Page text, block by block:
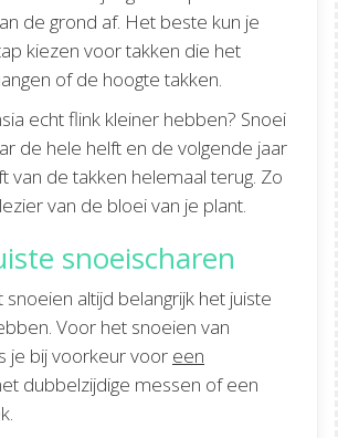
de grond af. Het beste kun je
kiezen voor takken die het
of de hoogte takken.
echt flink kleiner hebben? Snoei
de hele helft en de volgende jaar
van de takken helemaal terug. Zo
van de bloei van je plant.
snoeischaren
altijd belangrijk het juiste
Voor het snoeien van
je bij voorkeur voor een
dubbelzijdige messen of een